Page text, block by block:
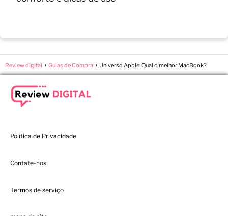
Review digital Guias de Compra Universo Apple: Qual o melhor MacBook?
Política de Privacidade
Contate-nos
Termos de serviço